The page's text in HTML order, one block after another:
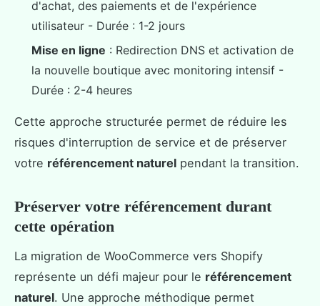
d'achat, des paiements et de l'expérience
utilisateur - Durée : 1-2 jours
Mise en ligne : Redirection DNS et activation de
la nouvelle boutique avec monitoring intensif -
Durée : 2-4 heures
Cette approche structurée permet de réduire les
risques d'interruption de service et de préserver
votre référencement naturel pendant la transition.
Préserver votre référencement durant
cette opération
La migration de WooCommerce vers Shopify
représente un défi majeur pour le référencement
naturel. Une approche méthodique permet